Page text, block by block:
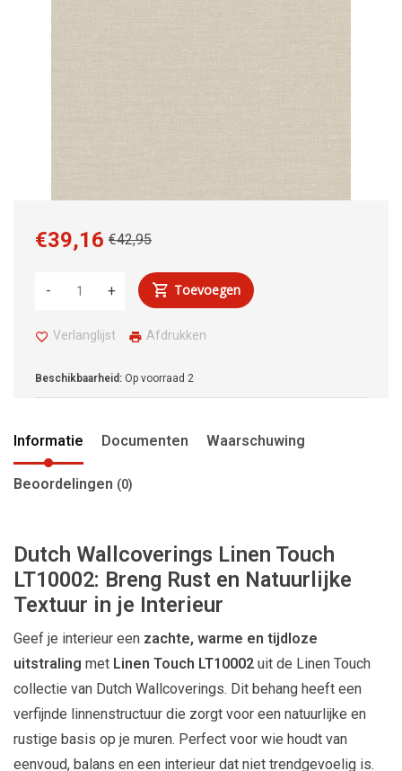
€42,95
€39,16
+
- Toevoegen
Verlanglijst Afdrukken
Beschikbaarheid: Op voorraad 2
Informatie Documenten Waarschuwing
Beoordelingen (0)
Dutch Wallcoverings Linen Touch
LT10002: Breng Rust en Natuurlijke
Textuur in je Interieur
Geef je interieur een zachte, warme en tijdloze
uitstraling met Linen Touch LT10002 uit de Linen Touch
collectie van Dutch Wallcoverings. Dit behang heeft een
verfijnde linnenstructuur die zorgt voor een natuurlijke en
rustige basis op je muren. Perfect voor wie houdt van
eenvoud, balans en een interieur dat niet trendgevoelig is.